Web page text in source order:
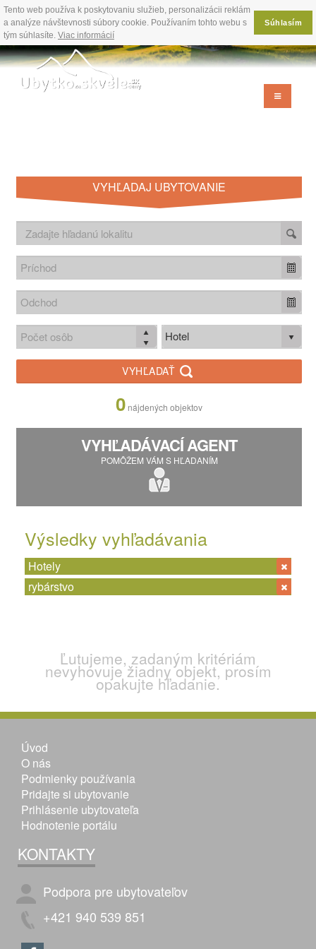
Tento web používa k poskytovaniu služieb, personalizácii reklám
a analýze návštevnosti súbory cookie. Používaním tohto webu s
tým súhlasíte. Viac informácií
Súhlasím
VYHĽADAJ UBYTOVANIE
Hotel
VYHĽADAŤ
0 nájdených objektov
VYHĽADÁVACÍ AGENT
POMÔŽEM VÁM S HĽADANÍM
Výsledky vyhľadávania
Hotely
rybárstvo
Ľutujeme, zadaným kritériám
nevyhovuje žiadny objekt, prosím
opakujte hľadanie.
Úvod
O nás
Podmienky používania
Pridajte si ubytovanie
Prihlásenie ubytovateľa
Hodnotenie portálu
KONTAKTY
Podpora pre ubytovateľov
+421 940 539 851